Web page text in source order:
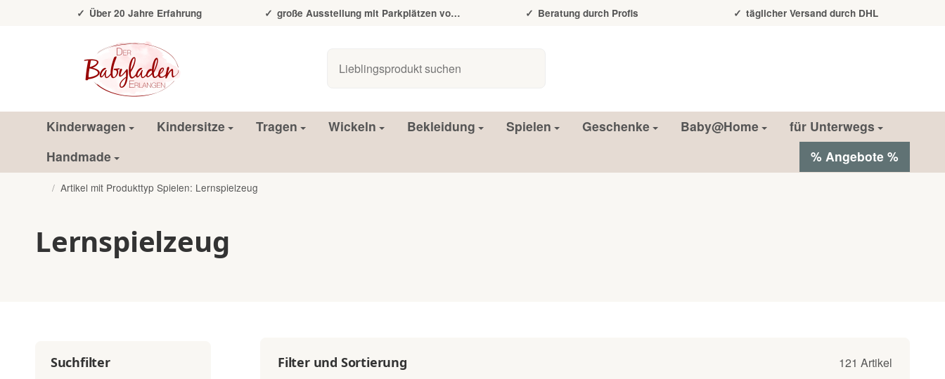
Über 20 Jahre Erfahrung große Ausstellung mit Parkplätzen vor der Tür Beratung durch Profis täglicher Versand durch DHL
Kinderwagen Kindersitze Tragen Wickeln Bekleidung Spielen Geschenke Baby@Home
für Unterwegs
Handmade
% Angebote %
/ Artikel mit Produkttyp Spielen: Lernspielzeug
Lernspielzeug
Filter und Sortierung 121 Artikel
Suchfilter